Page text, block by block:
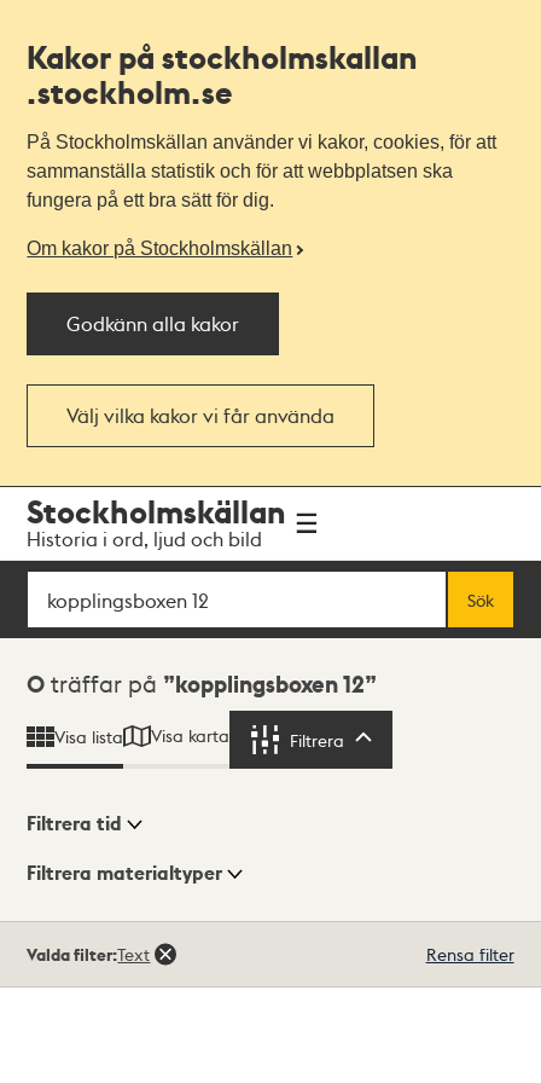
Kakor på stockholmskallan
.stockholm.se
På Stockholmskällan använder vi kakor, cookies, för att
sammanställa statistik och för att webbplatsen ska
fungera på ett bra sätt för dig.
Om kakor på Stockholmskällan
Godkänn alla kakor
Välj vilka kakor vi får använda
navigationen
huvudinnehållet
Stockholmskällan
Historia i ord, ljud och bild
Sök
Sök
Sökresultat
0 träffar på kopplingsboxen 12
Visa lista Visa karta Filtrera
Visningsläge
Filtrera tid
Filtrera materialtyper
träffar
Valda filter:Text Rensa filter